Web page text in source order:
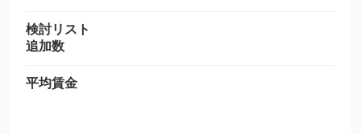
検討リスト
追加数
平均賃金